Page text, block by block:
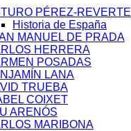
PÉREZ-REVERTE
Historia de España
MANUEL DE PRADA
HERRERA
POSADAS
LANA
TRUEBA
COIXET
ARENÓS
MARIBONA